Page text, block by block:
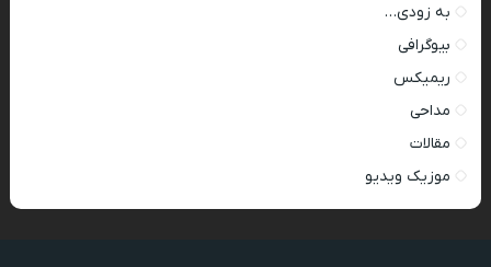
به زودی…
بیوگرافی
ریمیکس
مداحی
مقالات
موزیک ویدیو